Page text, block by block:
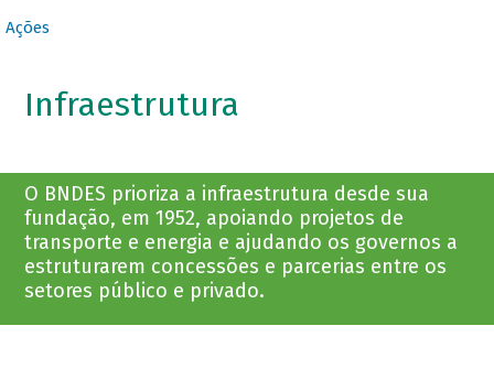
Ações
Infraestrutura
O BNDES prioriza a infraestrutura desde sua
fundação, em 1952, apoiando projetos de
transporte e energia e ajudando os governos a
estruturarem concessões e parcerias entre os
setores público e privado.